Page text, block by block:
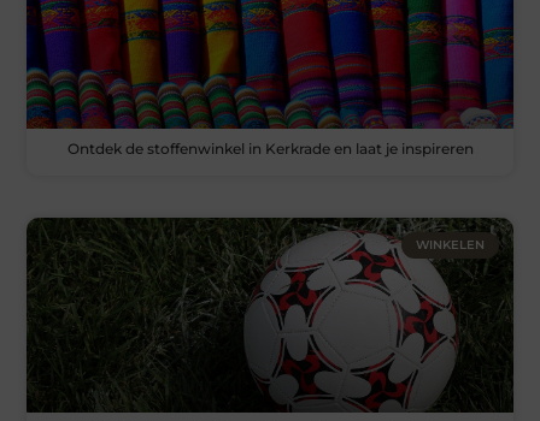
Ontdek de stoffenwinkel in Kerkrade en laat je inspireren
WINKELEN